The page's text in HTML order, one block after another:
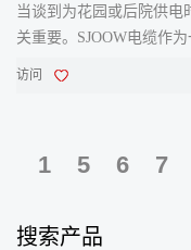
当谈到为花园或后院供电
关重要。SJOOW电缆作
访问
1 5 6 7
搜索产品